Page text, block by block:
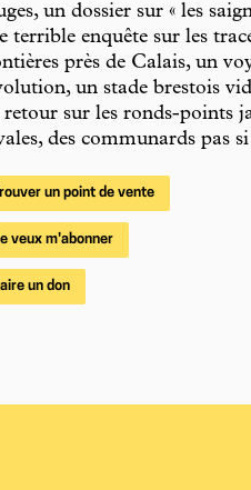
un dossier sur « les
terrible enquête sur les
près de Calais, un
un stade brestois
retour sur les ronds-points
des communards pas
un point de vente
veux m'abonner
un don